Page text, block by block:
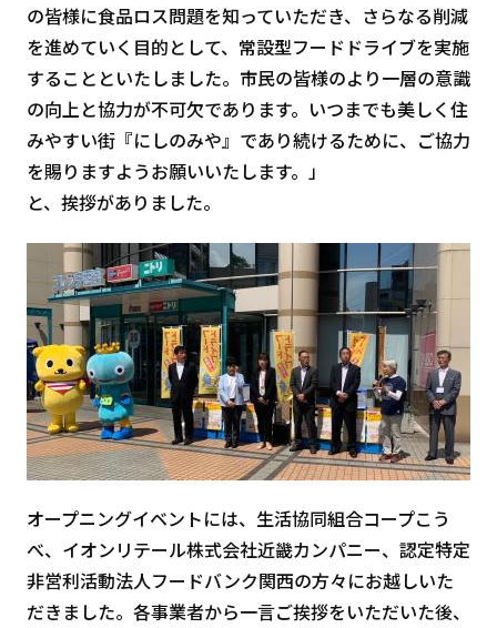
の皆様に食品ロス問題を知っていただき、さらなる削減
を進めていく目的として、常設型フードドライブを実施
することといたしました。市民の皆様のより一層の意識
の向上と協力が不可欠であります。いつまでも美しく住
みやすい街『にしのみや』であり続けるために、ご協力
を賜りますようお願いいたします。」
と、挨拶がありました。
オープニングイベントには、生活協同組合コープこう
べ、イオンリテール株式会社近畿カンパニー、認定特定
非営利活動法人フードバンク関西の方々にお越しいた
だきました。各事業者から一言ご挨拶をいただいた後、